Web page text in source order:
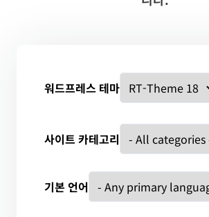
워드프레스 테마
사이트 카테고리
기본 언어